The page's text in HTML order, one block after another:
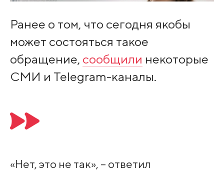
Ранее о том, что сегодня якобы
может состояться такое
обращение, сообщили некоторые
СМИ и Telegram-каналы.
«Нет, это не так», – ответил